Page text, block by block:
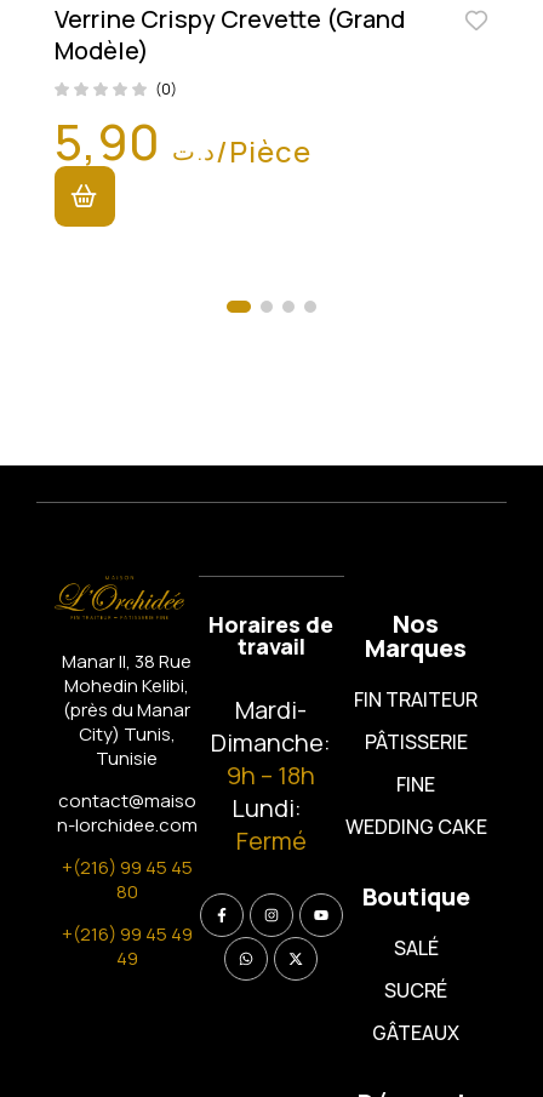
Verrine Crispy Crevette (Grand
Modèle)
(0)
د.ت/Pièce
Manar II, 38 Rue
Mohedin Kelibi,
(près du Manar
City) Tunis,
Tunisie
contact@maiso
n-lorchidee.com
+(216) 99 45 45
80
+(216) 99 45 49
49
Nos
Marques
FIN TRAITEUR
PÂTISSERIE
FINE
WEDDING CAKE
Boutique
SALÉ
SUCRÉ
GÂTEAUX
Horaires de
travail
Mardi-
Dimanche:
9h – 18h
Lundi:
Fermé